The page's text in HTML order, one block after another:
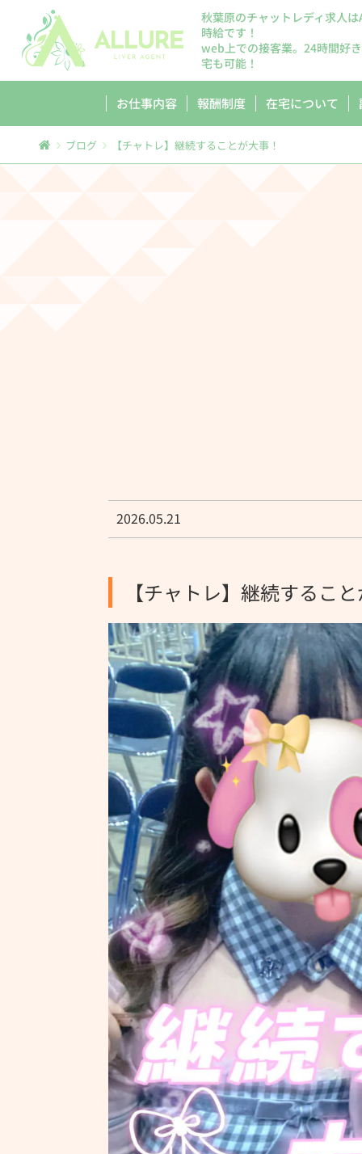
秋葉原のチャットレディ求人
時給です！
web上での接客業。24時間好
宅も可能！
お仕事内容 報酬制度 在宅について
ブログ 【チャトレ】継続することが大事！
2026.05.21
【チャトレ】継続するこ